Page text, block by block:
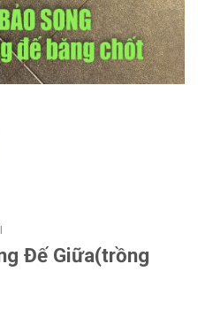
Đế Giữa(trồng